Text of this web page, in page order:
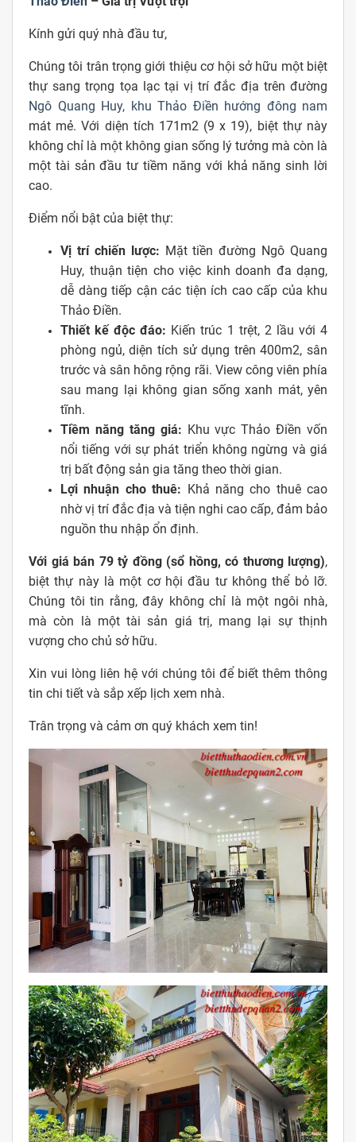
Kính gửi quý nhà đầu tư,
Chúng tôi trân trọng giới thiệu cơ hội sở hữu một biệt
thự sang trọng tọa lạc tại vị trí đắc địa trên đường
Ngô Quang Huy, khu Thảo Điền hướng đông nam
mát mẻ. Với diện tích 171m2 (9 x 19), biệt thự này
không chỉ là một không gian sống lý tưởng mà còn là
một tài sản đầu tư tiềm năng với khả năng sinh lời
cao.
Điểm nổi bật của biệt thự:
Vị trí chiến lược: Mặt tiền đường Ngô Quang
Huy, thuận tiện cho việc kinh doanh đa dạng,
dễ dàng tiếp cận các tiện ích cao cấp của khu
Thảo Điền.
Thiết kế độc đáo: Kiến trúc 1 trệt, 2 lầu với 4
phòng ngủ, diện tích sử dụng trên 400m2, sân
trước và sân hông rộng rãi. View công viên phía
sau mang lại không gian sống xanh mát, yên
tĩnh.
Tiềm năng tăng giá: Khu vực Thảo Điền vốn
nổi tiếng với sự phát triển không ngừng và giá
trị bất động sản gia tăng theo thời gian.
Lợi nhuận cho thuê: Khả năng cho thuê cao
nhờ vị trí đắc địa và tiện nghi cao cấp, đảm bảo
nguồn thu nhập ổn định.
Với giá bán 79 tỷ đồng (sổ hồng, có thương lượng),
biệt thự này là một cơ hội đầu tư không thể bỏ lỡ.
Chúng tôi tin rằng, đây không chỉ là một ngôi nhà,
mà còn là một tài sản giá trị, mang lại sự thịnh
vượng cho chủ sở hữu.
Xin vui lòng liên hệ với chúng tôi để biết thêm thông
tin chi tiết và sắp xếp lịch xem nhà.
Trân trọng và cảm ơn quý khách xem tin!